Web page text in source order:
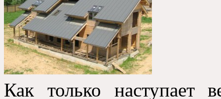
Как только наступает